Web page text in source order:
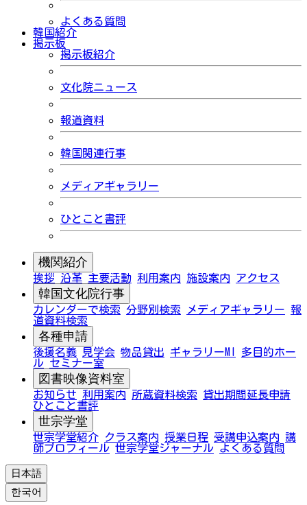
よくある質問
韓国紹介
掲示板
掲示板紹介
文化院ニュース
報道資料
韓国関連行事
メディアギャラリー
ひとこと書評
機関紹介
挨拶 沿革 主要活動 利用案内 施設案内 アクセス
韓国文化院行事
カレンダーで検索 分野別検索 メディアギャラリー 報
道資料検索
各種申請
後援名義 見学会 物品貸出 ギャラリーMI
多目的ホー
ル セミナー室
図書映像資料室
お知らせ 利用案内 所蔵資料検索
貸出期間延長申請
ひとこと書評
世宗学堂
世宗学堂紹介 クラス案内 授業日程 受講申込案内 講
師プロフィール 世宗学堂ジャーナル よくある質問
日本語
한국어